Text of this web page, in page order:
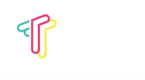
Aller
contenu